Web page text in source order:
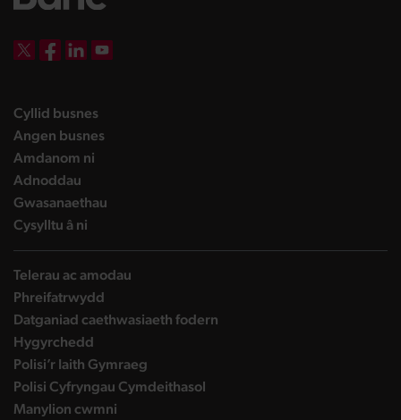
Cyllid busneslanding page
Angen busneslanding page
Amdanom ni
Adnoddau
Gwasanaethau
Cysylltu â ni
Telerau ac amodau
Phreifatrwydd
Datganiad caethwasiaeth fodern
Hygyrchedd
Polisi’r Iaith Gymraeg
Polisi Cyfryngau Cymdeithasol
Manylion cwmni